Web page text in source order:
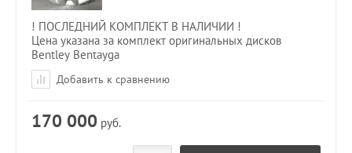
! ПОСЛЕДНИЙ КОМПЛЕКТ В НАЛИЧИИ !
Цена указана за комплект оригинальных дисков
Bentley Bentayga
Добавить к сравнению
170 000 руб.